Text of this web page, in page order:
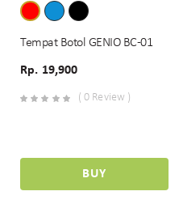
Tempat Botol GENIO BC-01
Rp. 19,900
( 0 Review )
BUY